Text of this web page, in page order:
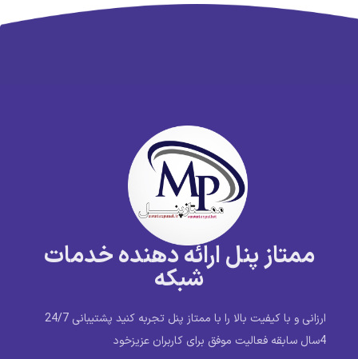
ممتاز پنل ارائه دهنده خدمات
شبکه
ارزانی و با کیفیت بالا را با ممتاز پنل تجربه کنید پشتیبانی 24/7
4سال سابقه فعالیت موفق برای کاربران عزیزخود